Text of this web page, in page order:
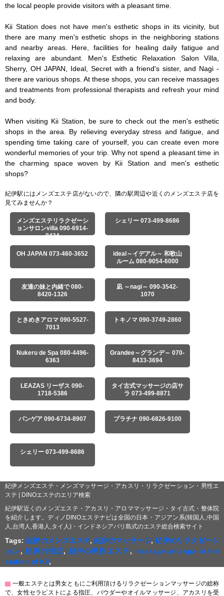
the local people provide visitors with a pleasant time.
Kii Station does not have men's esthetic shops in its vicinity, but
there are many men's esthetic shops in the neighboring stations
and nearby areas. Here, facilities for healing daily fatigue and
relaxing are abundant. Men's Esthetic Relaxation Salon Villa,
Sherry, OH JAPAN, Ideal, Secret with a friend's sister, and Nagi -
there are various shops. At these shops, you can receive massages
and treatments from professional therapists and refresh your mind
and body.
When visiting Kii Station, be sure to check out the men's esthetic
shops in the area. By relieving everyday stress and fatigue, and
spending time taking care of yourself, you can create even more
wonderful memories of your trip. Why not spend a pleasant time in
the charming space woven by Kii Station and men's esthetic
shops?
紀伊駅にはメンズエステ店がないので、隣の駅周辺や近くのメンズエステ店を
見てみませんか？
メンズエステリラクゼーシ
ョンサロンvilla 090-6914-
8434
シェリー 073-499-8686
OH JAPAN 073-460-3652
ideal～イデアル～ 和歌山
ルーム 080-9054-6000
友達の妹と内緒で 080-
8420-1326
凪 ～nagi～ 090-3542-
1070
ときめきアロマ 090-5527-
7013
トキノマ 090-3749-2860
Nukeru de Spa 080-4496-
6363
Grandee～グランデ～ 070-
8433-3694
LEAZAS リーザス 090-
1718-5386
タイ古式マッサージの店サ
ラ 073-499-8871
パンゲア 090-6734-8907 プラチナ 090-6826-9100
シェリー 073-499-8686
紀伊メンズエステ・メンズマッサージ・アカスリ・リラクゼーション・男性エ
ステ | DINOエステのエリア検索
紀伊駅近くのメンズエステ・アカスリ・アロママッサージ・タイ古式・整体院
を紹介します。ディノDINOエステナビは全国の日本・アジアン系(韓国人,中国
人,台湾人,香港人,タイ人)・インドネシアバリ島式のエステ総合検索サイト
Tags:紀伊のメンズエステ,紀伊のマッサージ,紀伊のリラクゼーシ
ョン,紀伊の指圧, 紀伊の男性エステ, massage and spa in the
station of Kii,
▇ 一般エステとは男女ともにご利用頂けるリラクゼーションマッサージの総称
で、女性セラピストによる指圧、パウダーやオイルマッサージ、アカスリを受